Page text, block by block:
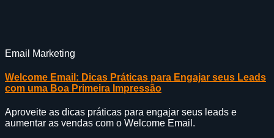
Email Marketing
Welcome Email: Dicas Práticas para Engajar seus Leads
com uma Boa Primeira Impressão
Aproveite as dicas práticas para engajar seus leads e
aumentar as vendas com o Welcome Email.